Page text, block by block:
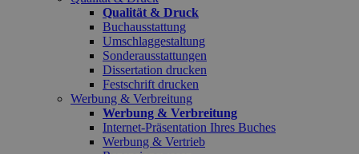
Qualität & Druck
Buchausstattung
Umschlaggestaltung
Sonderausstattungen
Dissertation drucken
Festschrift drucken
Werbung & Verbreitung
Werbung & Verbreitung
Internet-Präsentation Ihres Buches
Werbung & Vertrieb